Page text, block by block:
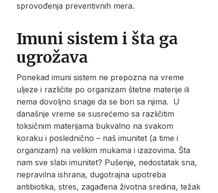
sprovođenja preventivnih mera.
Imuni sistem i šta ga
ugrožava
Ponekad imuni sistem ne prepozna na vreme
uljeze i različite po organizam štetne materije ili
nema dovoljno snage da se bori sa njima. U
današnje vreme se susrećemo sa različitim
toksičnim materijama bukvalno na svakom
koraku i poslednično – naš imunitet (a time i
organizam) na velikim mukama i izazovima. Šta
nam sve slabi imunitet? Pušenje, nedostatak sna,
nepravilna ishrana, dugotrajna upotreba
antibiotika, stres, zagađena životna sredina, težak